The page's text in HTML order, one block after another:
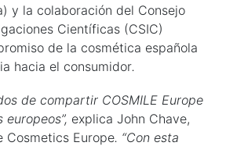
y la colaboración del Consejo
Científicas (CSIC)
de la cosmética española
hacia el consumidor.
de compartir COSMILE Europe
europeos”, explica John Chave,
Cosmetics Europe. “Con esta